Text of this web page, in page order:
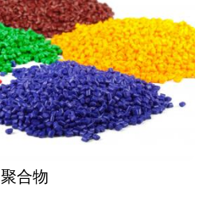
聚合物